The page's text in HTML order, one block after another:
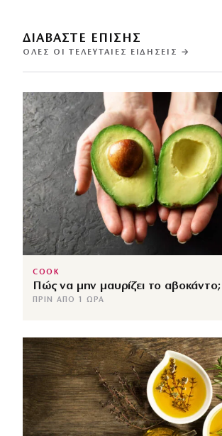
ΔΙΑΒΑΣΤΕ ΕΠΙΣΗΣ
ΌΛΕΣ ΟΙ ΤΕΛΕΥΤΑΊΕΣ ΕΙΔΉΣΕΙΣ →
COOK
Πώς να μην μαυρίζει το αβοκάντο;
ΠΡΙΝ ΑΠΌ 1 ΏΡΑ